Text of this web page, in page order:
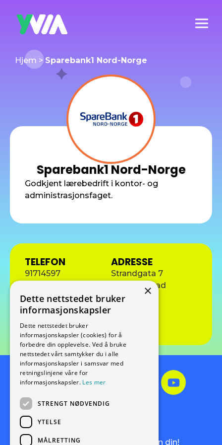
Hjem > Sparebank1 Nord-Norge
Sparebank1 Nord-Norge
Godkjent lærebedrift i kontor- og
administrasjonsfaget.
TELEFON
91714597
E-POST
hans.olav.gjovik@snn.no
ADRESSE
Strandgata 7
9405 Harstad
Meld deg på vårt
nyhetsbrev!
Få de siste nyhetene rett i innboksen din!
×
Dette nettstedet bruker
informasjonskapsler
Dette nettstedet bruker
informasjonskapsler (cookies) for å
forbedre din opplevelse. Ved å bruke
nettstedet vårt samtykker du i alle
informasjonskapsler i samsvar med
retningslinjene våre for
informasjonskapsler. Les mer
STRENGT NØDVENDIG
YTELSE
MÅLRETTING